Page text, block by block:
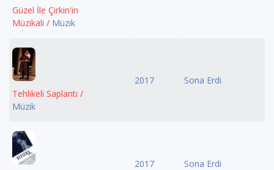
Güzel İle Çirkin'in
Müzikali / Müzik
Tehlikeli Saplantı /
Müzik
2017 Sona Erdi
2017 Sona Erdi